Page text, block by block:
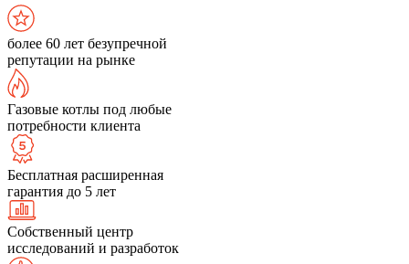
более 60 лет безупречной
репутации на рынке
Газовые котлы под любые
потребности клиента
Бесплатная расширенная
гарантия до 5 лет
Собственный центр
исследований и разработок